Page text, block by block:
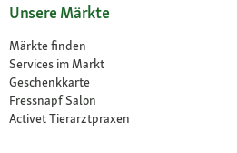
Unsere Märkte
Märkte finden
Services im Markt
Geschenkkarte
Fressnapf Salon
Activet Tierarztpraxen